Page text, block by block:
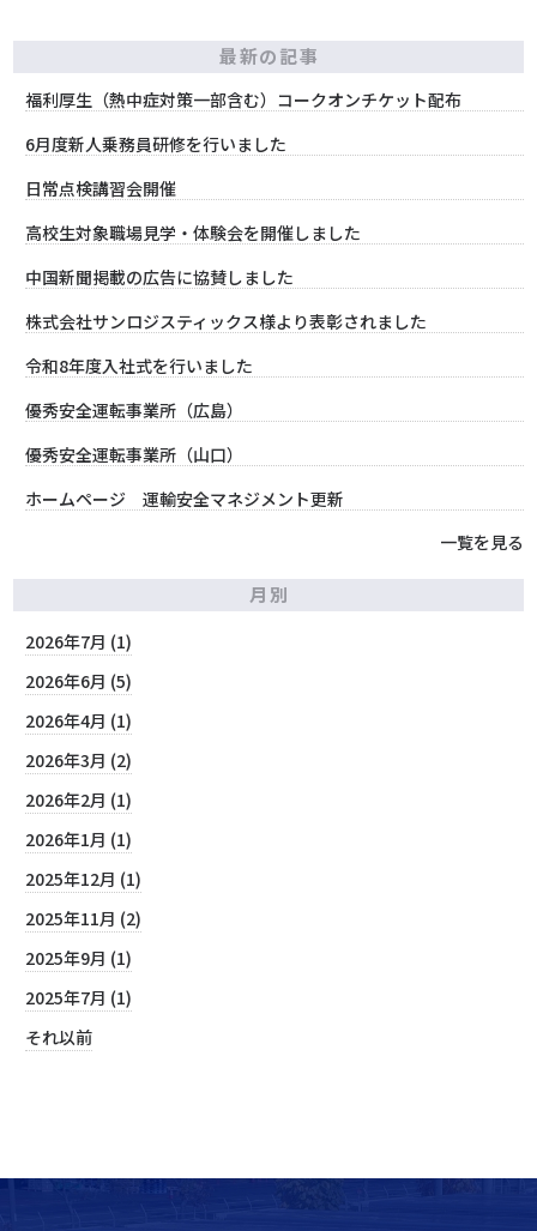
最新の記事
福利厚生（熱中症対策一部含む）コークオンチケット配布
6月度新人乗務員研修を行いました
日常点検講習会開催
高校生対象職場見学・体験会を開催しました
中国新聞掲載の広告に協賛しました
株式会社サンロジスティックス様より表彰されました
令和8年度入社式を行いました
優秀安全運転事業所（広島）
優秀安全運転事業所（山口）
ホームページ 運輸安全マネジメント更新
一覧を見る
月別
2026年7月 (1)
2026年6月 (5)
2026年4月 (1)
2026年3月 (2)
2026年2月 (1)
2026年1月 (1)
2025年12月 (1)
2025年11月 (2)
2025年9月 (1)
2025年7月 (1)
それ以前